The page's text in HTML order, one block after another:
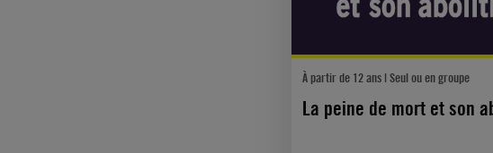
À partir de 12 ans | Seul ou en groupe
La peine de mort et son